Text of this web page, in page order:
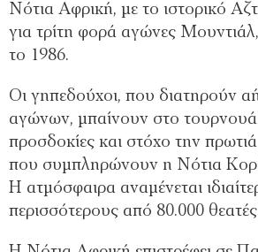
Νότια Αφρική, με το ιστορικό
για τρίτη φορά αγώνες
το 1986.
Οι γηπεδούχοι, που διατηρούν
αγώνων, μπαίνουν στο
προσδοκίες και στόχο την
που συμπληρώνουν η Νότια
Η ατμόσφαιρα αναμένεται
περισσότερους από 80.000